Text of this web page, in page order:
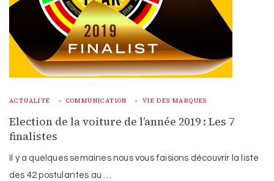
ACTUALITÉ COMMUNICATION VIE DES MARQUES
Election de la voiture de l’année 2019 : Les 7
finalistes
Il y a quelques semaines nous vous faisions découvrir la liste
des 42 postulantes au …